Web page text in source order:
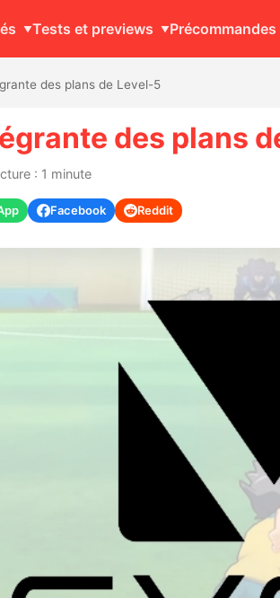
Tests et previews Précommandes
des plans de Level-5
des plans
: 1 minute
Facebook Reddit